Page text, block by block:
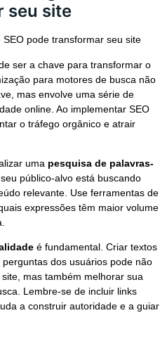
seu site
ser a chave para transformar o
para motores de busca não
mas envolve uma série de
online. Ao implementar SEO
o tráfego orgânico e atrair
uma pesquisa de palavras-
público-alvo está buscando
relevante. Use ferramentas de
expressões têm maior volume
é fundamental. Criar textos
dos usuários pode não
mas também melhorar sua
Lembre-se de incluir links
a construir autoridade e a guiar